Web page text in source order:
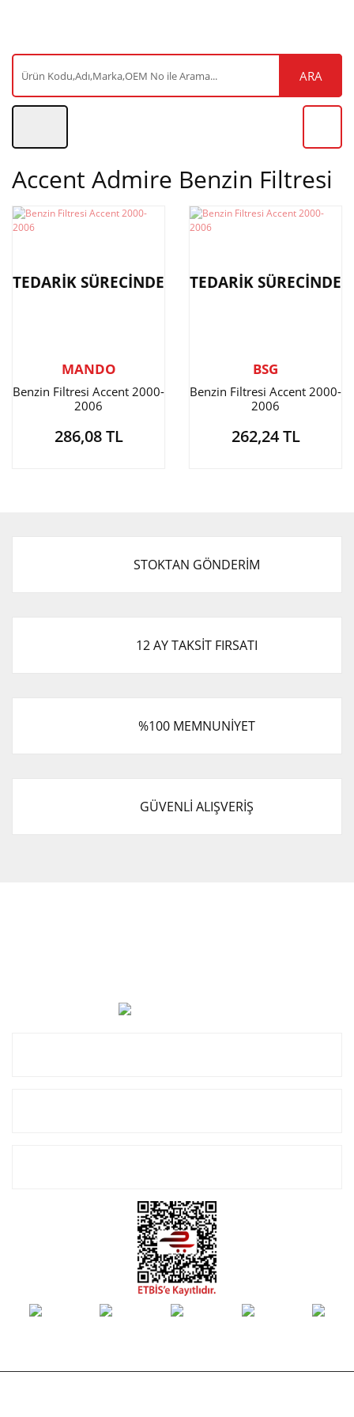
ARA
Accent Admire Benzin Filtresi
TEDARİK SÜRECİNDE
MANDO
Benzin Filtresi Accent 2000-
2006
286,08 TL
TEDARİK SÜRECİNDE
BSG
Benzin Filtresi Accent 2000-
2006
262,24 TL
STOKTAN GÖNDERİM
12 AY TAKSİT FIRSATI
%100 MEMNUNİYET
GÜVENLİ ALIŞVERİŞ